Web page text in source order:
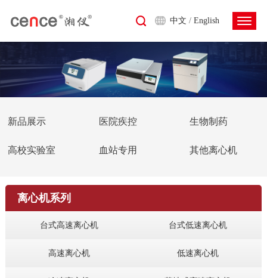
中文 /English
新品展示 医院疾控 生物制药
高校实验室 血站专用 其他离心机
离心机系列
台式高速离心机 台式低速离心机
高速离心机 低速离心机